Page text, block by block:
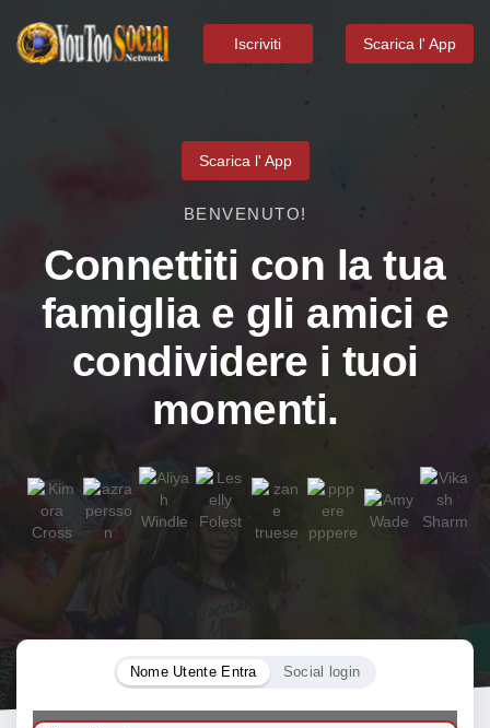
Iscriviti Scarica l' App
Scarica l' App
BENVENUTO!
Connettiti con la tua
famiglia e gli amici e
condividere i tuoi
momenti.
Nome Utente Entra Social login